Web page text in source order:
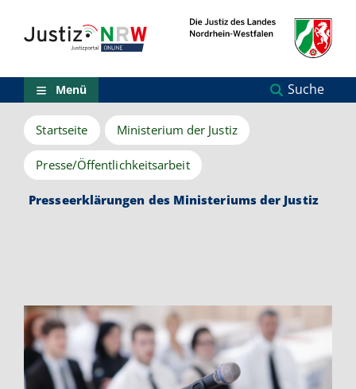
Inhalt
(Sprungmarken)
Menü
Zur
Suche
Zur
NRW-
Entscheidungssuche
Zur
Hauptnavigation
zu
einzelnen
Seiten
Menü Suche
Startseite Ministerium der Justiz
Presse/Öffentlichkeitsarbeit
Presseerklärungen des Ministeriums der Justiz